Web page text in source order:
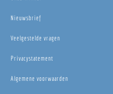
Nieuwsbrief
Veelgestelde vragen
Privacystatement
Algemene voorwaarden